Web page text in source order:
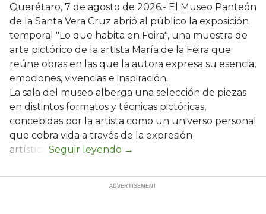
Querétaro, 7 de agosto de 2026.- El Museo Panteón
de la Santa Vera Cruz abrió al público la exposición
temporal "Lo que habita en Feira", una muestra de
arte pictórico de la artista María de la Feira que
reúne obras en las que la autora expresa su esencia,
emociones, vivencias e inspiración.
La sala del museo alberga una selección de piezas
en distintos formatos y técnicas pictóricas,
concebidas por la artista como un universo personal
que cobra vida a través de la expresión
artística.